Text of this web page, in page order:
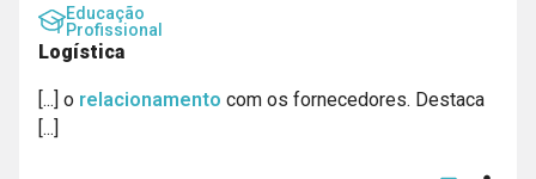
Educação
Profissional
Logística
[...] o relacionamento com os fornecedores. Destaca
[...]